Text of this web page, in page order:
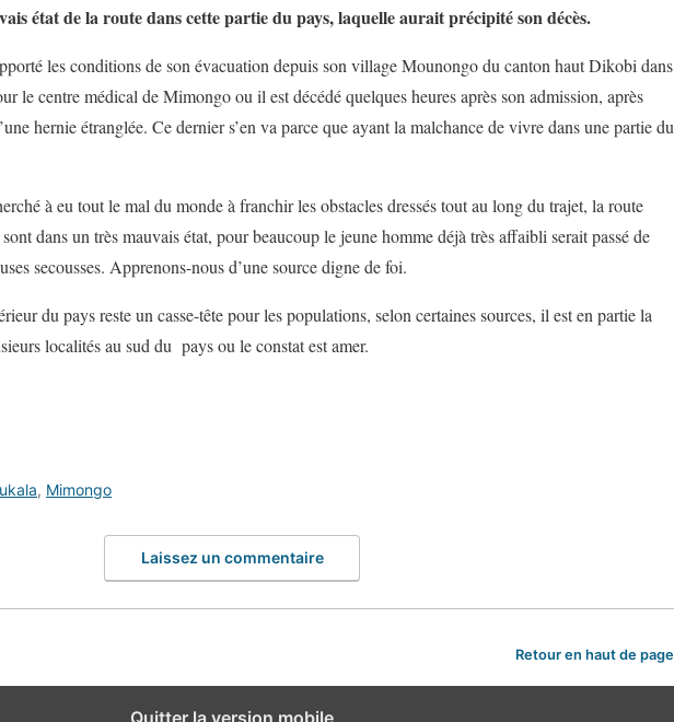
état de la route dans cette partie du pays, laquelle aurait précipité son décès.
les conditions de son évacuation depuis son village Mounongo du canton haut Dikobi dans
le centre médical de Mimongo ou il est décédé quelques heures après son admission, après
hernie étranglée. Ce dernier s’en va parce que ayant la malchance de vivre dans une partie du
à eu tout le mal du monde à franchir les obstacles dressés tout au long du trajet, la route
dans un très mauvais état, pour beaucoup le jeune homme déjà très affaibli serait passé de
secousses. Apprenons-nous d’une source digne de foi.
du pays reste un casse-tête pour les populations, selon certaines sources, il est en partie la
localités au sud du pays ou le constat est amer.
, Mimongo
Laissez un commentaire
Retour en haut de page